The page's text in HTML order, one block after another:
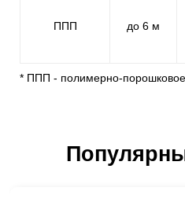
ППП до 6 м
* ППП - полимерно-